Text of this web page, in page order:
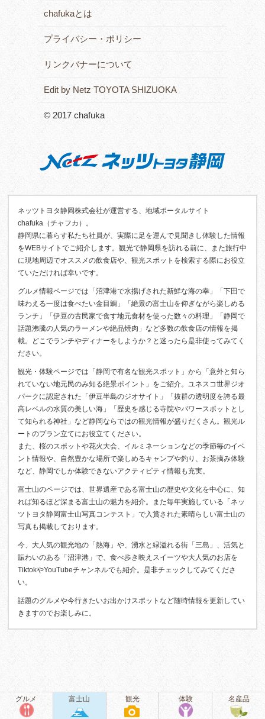
chafukaとは
プライバシー・ポリシー
リンクバナーについて
Edit by Netz TOYOTA SHIZUOKA
© 2017 chafuka
ネッツトヨタ静岡株式会社が運営する、地域ポータルサイト
chafuka（チャフカ）。
静岡県に暮らす私たち社員が、実際に足を運んで見聞きし体験した情報
をWEBサイトでご紹介します。観光で静岡県を訪れる前に、また旅行中
に現地周辺でオススメの飲食店や、観光スポットを検索する際にお役立
ていただければ幸いです。
グルメ情報ページでは「沼津港で水揚げされた新鮮な海の幸」「下田で
味わえる一度は食べたい金目鯛」「絶景の富士山を仰ぎながら楽しめる
ランチ」「伊豆の古民家で食す地元食材を使った数々の料理」「静岡で
話題沸騰の人気のラーメンや絶品焼肉」など多数の飲食店の情報を掲
載。どこでランチやディナーをしようか？と迷ったら是非使ってみてく
ださい。
観光・体験ページでは「静岡で有名な観光スポット」から「意外と知ら
れていない地元民のみ知る絶景ポイント」をご紹介。ユネスコ世界ジオ
パークに認定された「伊豆半島のジオサイト」「抜群の透明度を誇る最
高レベルの水質の美しい海」「歴史を感じる寺院やパワースポットとし
て知られる神社」など静岡ならではの観光情報が盛りだくさん。観光ル
ートのプラン立てにお役立てください。
また、桜のスポットや花火大会、イルミネーションなどの季節毎のイベ
ント情報や、自然豊かな場所で楽しめるキャンプや釣り、お茶摘み体験
など、静岡でしか体験できないアクティビティ情報も充実。
富士山のページでは、世界遺産である富士山の歴史や文化を中心に、知
れば知るほど深まる富士山の魅力を紹介。また毎年実施している「ネッ
ツトヨタ静岡富士山写真コンテスト」で入賞された素晴らしい富士山の
写真も掲載しております。
今、大人気の観光地の「熱海」や、湧水と緑溢れる街「三島」、活気と
賑わいのある「沼津港」で、食べ歩き映えスイーツや大人気のお店を
TiktokやYouTubeチャンネルでも紹介。是非チェックしてみてくださ
い。
話題のグルメや今行きたいお出かけスポットなど随時情報を更新してい
きますのでお楽しみに。
グルメ 富士山 観光 体験 名産品